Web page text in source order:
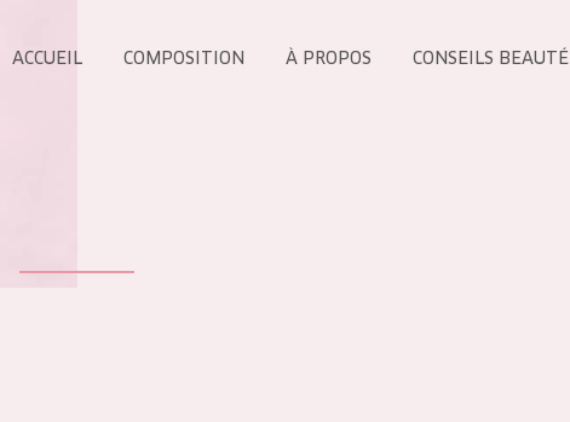
ACCUEIL COMPOSITION À PROPOS CONSEILS BEAUTÉ